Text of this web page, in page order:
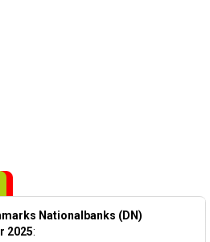
Nationalbanks (DN)
2025: